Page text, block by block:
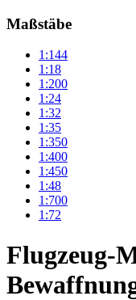
Maßstäbe
1:144
1:18
1:200
1:24
1:32
1:35
1:350
1:400
1:450
1:48
1:700
1:72
Flugzeug-